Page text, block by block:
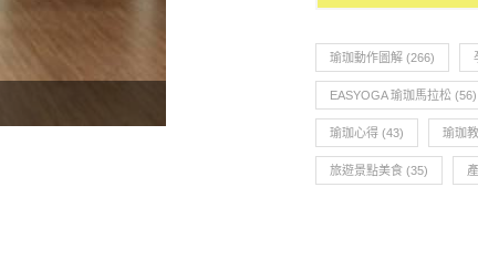
瑜珈動作圖解 (266)
EASYOGA 瑜珈馬拉松 (56)
瑜珈心得 (43) 瑜珈
旅遊景點美食 (35)